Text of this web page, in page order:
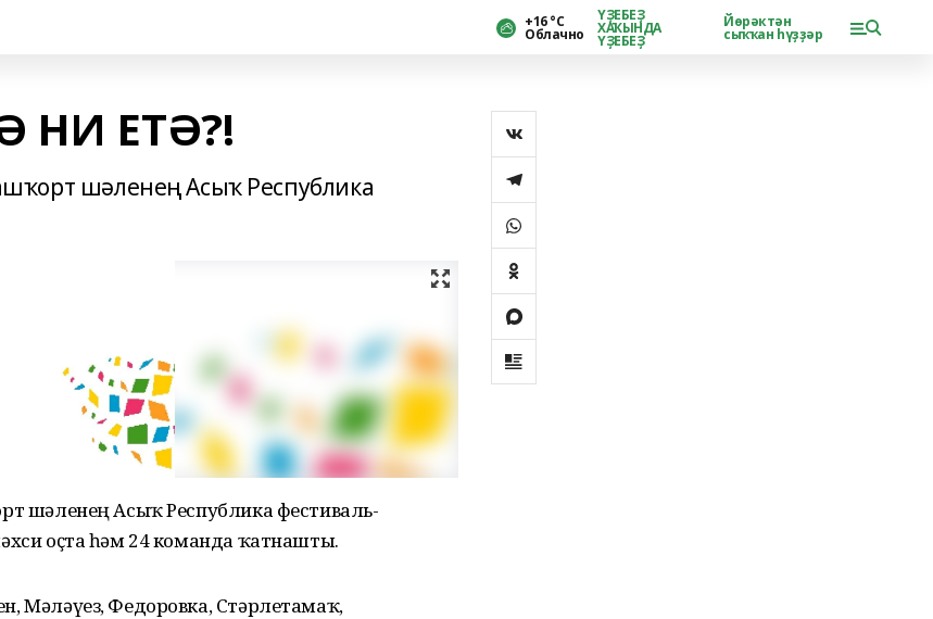
+16 °С
Облачно
ҮҘЕБЕҘ
ХАҠЫНДА
ҮҘЕБЕҘ
Йөрәктән
сыҡҡан һүҙҙәр
НИ ЕТӘ?!
шәленең Асыҡ Республика
шәленең Асыҡ Республика фестиваль-
оҫта һәм 24 команда ҡатнашты.
Мәләүез, Федоровка, Стәрлетамаҡ,